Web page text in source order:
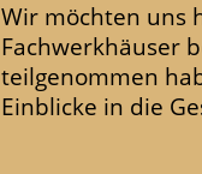
Wir möchten uns
Fachwerkhäuser
teilgenommen
Einblicke in die